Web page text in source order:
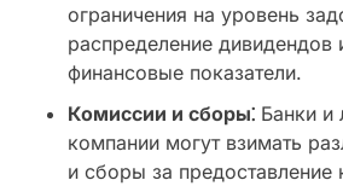
ограничения на уровень
распределение дивидендов
финансовые показатели.
Комиссии и сборы⁚ Банки и
компании могут взимать
и сборы за предоставление